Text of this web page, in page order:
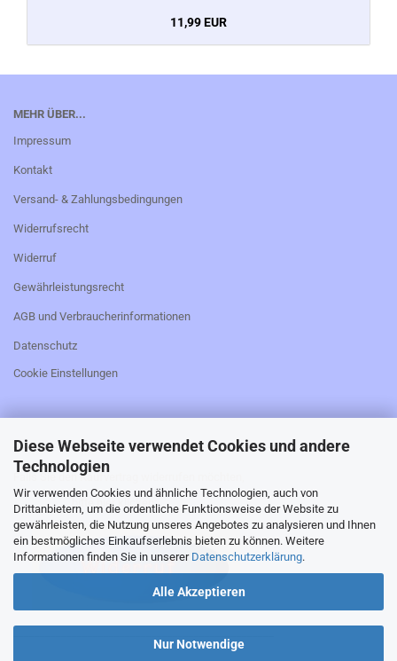
Diese Webseite verwendet Cookies und andere
Technologien
Wir verwenden Cookies und ähnliche Technologien, auch von
Drittanbietern, um die ordentliche Funktionsweise der Website zu
gewährleisten, die Nutzung unseres Angebotes zu analysieren und Ihnen
ein bestmögliches Einkaufserlebnis bieten zu können. Weitere
Informationen finden Sie in unserer Datenschutzerklärung.
Alle Akzeptieren
Nur Notwendige
11,99 EUR
MEHR ÜBER...
Impressum
Kontakt
Versand- & Zahlungsbedingungen
Widerrufsrecht
Widerruf
Gewährleistungsrecht
AGB und Verbraucherinformationen
Datenschutz
Cookie Einstellungen
_________________________________________________
Falls Sie den Kaufvertrag widerrufen möchten,
bitte hier klicken: